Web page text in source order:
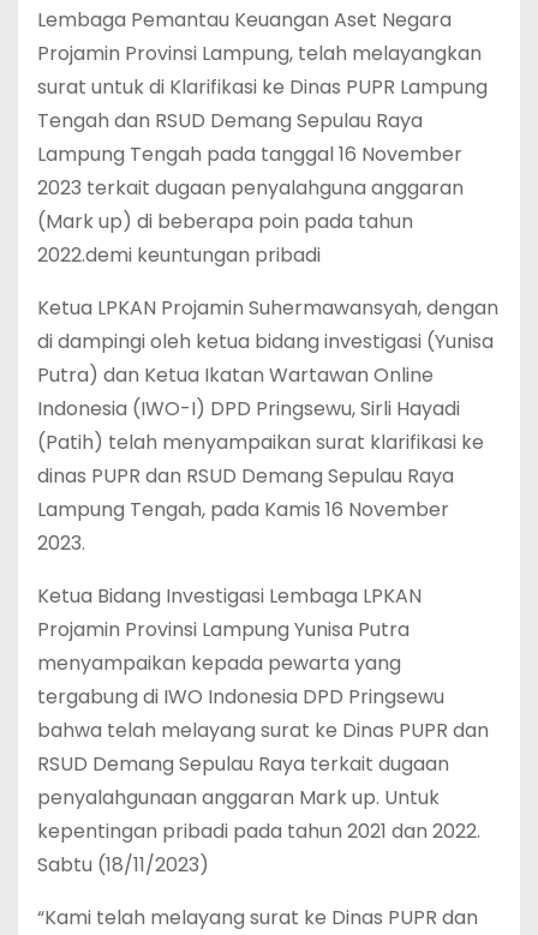
Lembaga Pemantau Keuangan Aset Negara
Projamin Provinsi Lampung, telah melayangkan
surat untuk di Klarifikasi ke Dinas PUPR Lampung
Tengah dan RSUD Demang Sepulau Raya
Lampung Tengah pada tanggal 16 November
2023 terkait dugaan penyalahguna anggaran
(Mark up) di beberapa poin pada tahun
2022.demi keuntungan pribadi
Ketua LPKAN Projamin Suhermawansyah, dengan
di dampingi oleh ketua bidang investigasi (Yunisa
Putra) dan Ketua Ikatan Wartawan Online
Indonesia (IWO-I) DPD Pringsewu, Sirli Hayadi
(Patih) telah menyampaikan surat klarifikasi ke
dinas PUPR dan RSUD Demang Sepulau Raya
Lampung Tengah, pada Kamis 16 November
2023.
Ketua Bidang Investigasi Lembaga LPKAN
Projamin Provinsi Lampung Yunisa Putra
menyampaikan kepada pewarta yang
tergabung di IWO Indonesia DPD Pringsewu
bahwa telah melayang surat ke Dinas PUPR dan
RSUD Demang Sepulau Raya terkait dugaan
penyalahgunaan anggaran Mark up. Untuk
kepentingan pribadi pada tahun 2021 dan 2022.
Sabtu (18/11/2023)
“Kami telah melayang surat ke Dinas PUPR dan